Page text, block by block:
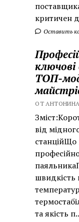
критичен
Оставить
ТОП-
ОТ
від
станційЩо
швидкість
та якість